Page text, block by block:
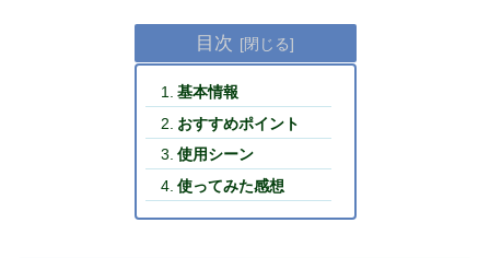
目次
基本情報
おすすめポイント
使用シーン
使ってみた感想